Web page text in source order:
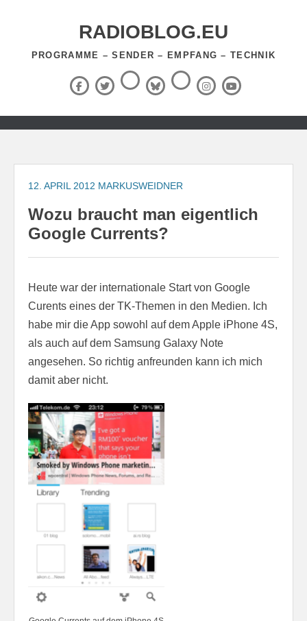
RADIOBLOG.EU
PROGRAMME – SENDER – EMPFANG – TECHNIK
Facebook
X
(Twitter)
ThreadsBlueSky
RSS-
Feed InstagramYouTube
Zum
springen
12. APRIL 2012 MARKUSWEIDNER
Wozu braucht man eigentlich
Google Currents?
Heute war der internationale Start von Google
Curents eines der TK-Themen in den Medien. Ich
habe mir die App sowohl auf dem Apple iPhone 4S,
als auch auf dem Samsung Galaxy Note
angesehen. So richtig anfreunden kann ich mich
damit aber nicht.